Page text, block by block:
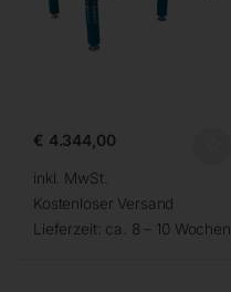
€ 4.344,00
inkl. MwSt.
Kostenloser Versand
Lieferzeit: ca. 8 – 10 Wochen